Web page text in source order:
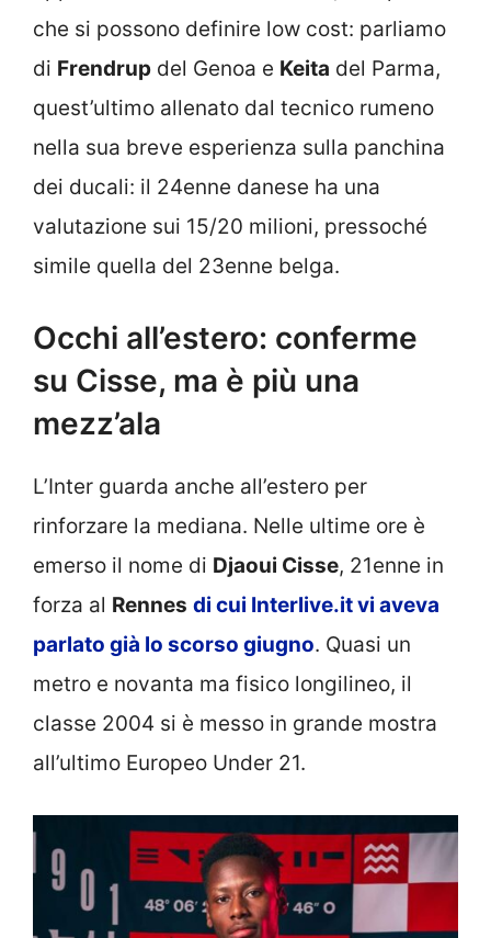
che si possono definire low cost: parliamo
di Frendrup del Genoa e Keita del Parma,
quest’ultimo allenato dal tecnico rumeno
nella sua breve esperienza sulla panchina
dei ducali: il 24enne danese ha una
valutazione sui 15/20 milioni, pressoché
simile quella del 23enne belga.
Occhi all’estero: conferme
su Cisse, ma è più una
mezz’ala
L’Inter guarda anche all’estero per
rinforzare la mediana. Nelle ultime ore è
emerso il nome di Djaoui Cisse, 21enne in
forza al Rennes di cui Interlive.it vi aveva
parlato già lo scorso giugno. Quasi un
metro e novanta ma fisico longilineo, il
classe 2004 si è messo in grande mostra
all’ultimo Europeo Under 21.